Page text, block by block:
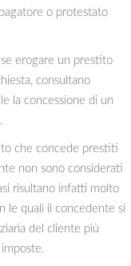
o protestato
erogare un prestito
consultano
la concessione di un
che concede prestiti
non sono considerati
risultano infatti molto
le quali il concedente si
del cliente più